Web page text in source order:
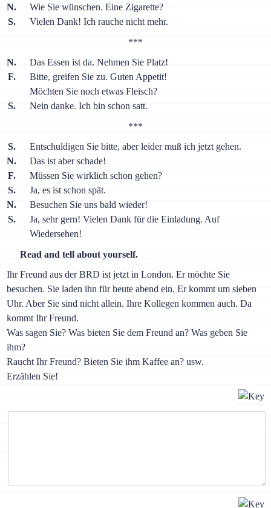
N.
Wie Sie wünschen. Eine Zigarette?
S.
Vielen Dank! Ich rauche nicht mehr.
***
N.
Das Essen ist da. Nehmen Sie Platz!
F.
Bitte, greifen Sie zu. Guten Appetit!
Möchten Sie noch etwas Fleisch?
S.
Nein danke. Ich bin schon satt.
***
S.
Entschuldigen Sie bitte, aber leider muß ich jetzt gehen.
N.
Das ist aber schade!
F.
Müssen Sie wirklich schon gehen?
S.
Ja, es ist schon spät.
N.
Besuchen Sie uns bald wieder!
S.
Ja, sehr gern! Vielen Dank für die Einladung. Auf
Wiedersehen!
Read and tell about yourself.
Ihr Freund aus der BRD ist jetzt in London. Er möchte Sie
besuchen. Sie laden ihn für heute abend ein. Er kommt um sieben
Uhr. Aber Sie sind nicht allein. Ihre Kollegen kommen auch. Da
kommt Ihr Freund.
Was sagen Sie? Was bieten Sie dem Freund an? Was geben Sie
ihm?
Raucht Ihr Freund? Bieten Sie ihm Kaffee an? usw.
Erzählen Sie!